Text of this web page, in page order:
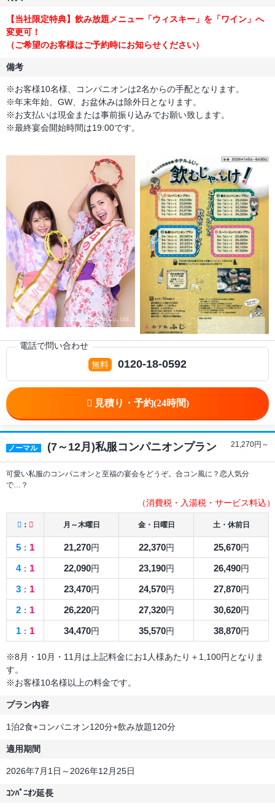
【当社限定特典】飲み放題メニュー「ウィスキー」を「ワイン」へ
変更可！
（ご希望のお客様はご予約時にお知らせください）
備考
※お客様10名様、コンパニオンは2名からの手配となります。
※年末年始、GW、お盆休みは除外日となります。
※お支払いは現金または事前振り込みでお願い致します。
※最終宴会開始時間は19:00です。
電話で問い合わせ
0120-18-0592
ノーマル (7～12月)私服コンパニオンプラン 21,270円～
可愛い私服のコンパニオンと至福の宴会をどうぞ。合コン風に？恋人気分
で…？
（消費税・入湯税・サービス料込）
： 月～木曜日 金・日曜日 土・休前日
5 ： 1 21,270円 22,370円 25,670円
4： 1 22,090円 23,190円 26,490円
3 ： 1 23,470円 24,570円 27,870円
2 ： 1 26,220円 27,320円 30,620円
1 ： 1 34,470円 35,570円 38,870円
※8月・10月・11月は上記料金にお1人様あたり＋1,100円となりま
す。
※お客様10名様以上の料金です。
プラン内容
1泊2食+コンパニオン120分+飲み放題120分
適用期間
2026年7月1日～2026年12月25日
ｺﾝﾊﾟﾆｵﾝ延長